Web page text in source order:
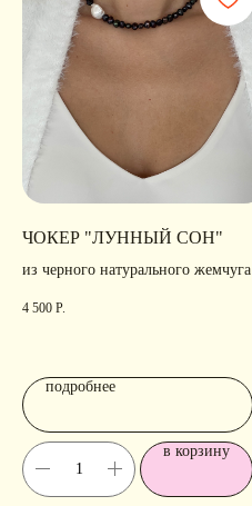
ЧОКЕР "ЛУННЫЙ СОН"
из черного натурального жемчуга
4 500 Р.
подробнее
в корзину
Сайт разработан